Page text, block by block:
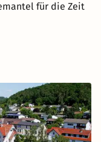
für die Zeit